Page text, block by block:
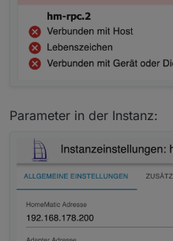
Parameter in der Instanz: